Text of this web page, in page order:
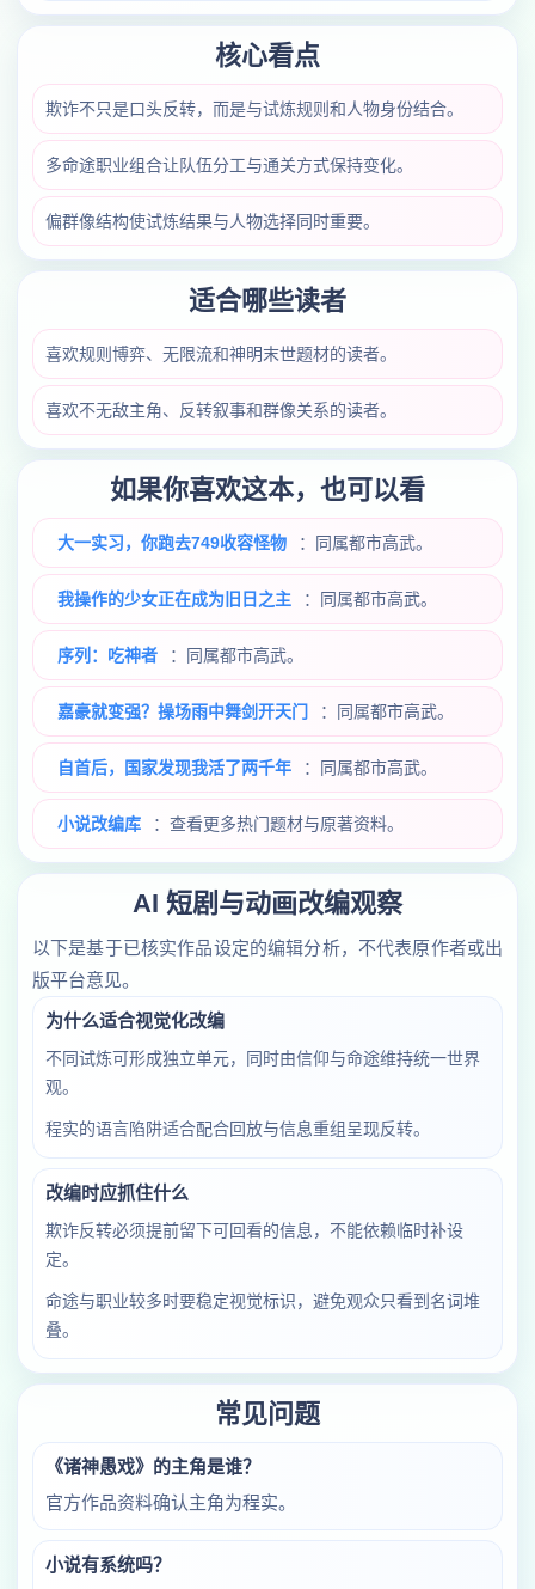
核心看点
欺诈不只是口头反转，而是与试炼规则和人物身份结合。
多命途职业组合让队伍分工与通关方式保持变化。
偏群像结构使试炼结果与人物选择同时重要。
适合哪些读者
喜欢规则博弈、无限流和神明末世题材的读者。
喜欢不无敌主角、反转叙事和群像关系的读者。
如果你喜欢这本，也可以看
大一实习，你跑去749收容怪物 ：同属都市高武。
我操作的少女正在成为旧日之主 ：同属都市高武。
序列：吃神者 ：同属都市高武。
嘉豪就变强？操场雨中舞剑开天门 ：同属都市高武。
自首后，国家发现我活了两千年 ：同属都市高武。
小说改编库 ：查看更多热门题材与原著资料。
AI 短剧与动画改编观察
以下是基于已核实作品设定的编辑分析，不代表原作者或出
版平台意见。
为什么适合视觉化改编
不同试炼可形成独立单元，同时由信仰与命途维持统一世界
观。
程实的语言陷阱适合配合回放与信息重组呈现反转。
改编时应抓住什么
欺诈反转必须提前留下可回看的信息，不能依赖临时补设
定。
命途与职业较多时要稳定视觉标识，避免观众只看到名词堆
叠。
常见问题
《诸神愚戏》的主角是谁？
官方作品资料确认主角为程实。
小说有系统吗？